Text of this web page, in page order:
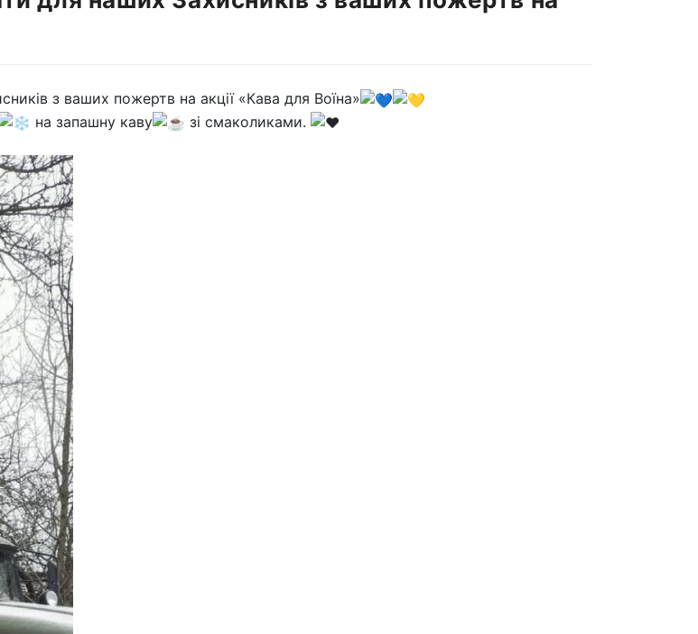
акції «Кава для Воїна»
з ваших пожертв на акції «Кава для Воїна»
на запашну каву
зі смаколиками.